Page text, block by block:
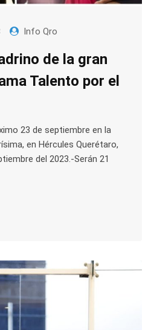
Info Qro
de la gran
Talento por el
23 de septiembre en la
en Hércules Querétaro,
del 2023.-Serán 21